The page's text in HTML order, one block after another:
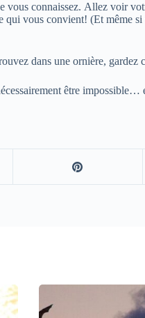
vous connaissez. Allez voir
vous convient! (Et même
dans une ornière, gardez
être